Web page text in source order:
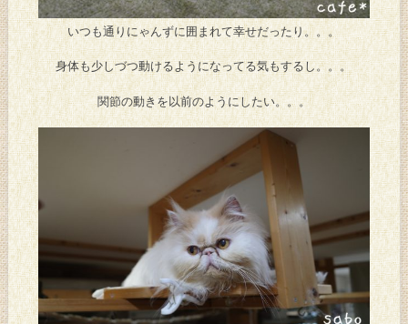
いつも通りにゃんずに囲まれて幸せだったり。。。
身体も少しづつ動けるようになってる気もするし。。。
関節の動きを以前のようにしたい。。。